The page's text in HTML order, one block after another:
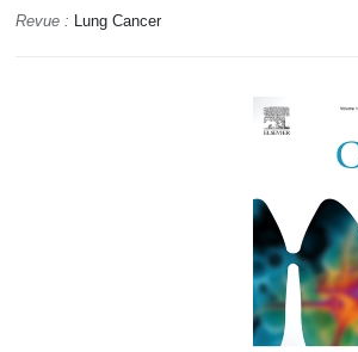
Revue : Lung Cancer